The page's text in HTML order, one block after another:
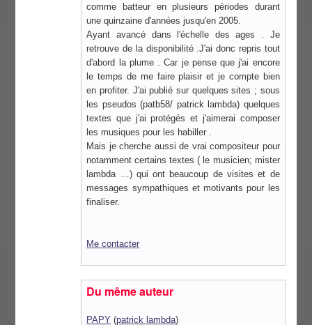
comme batteur en plusieurs périodes durant
une quinzaine d'années jusqu'en 2005.
Ayant avancé dans l'échelle des ages . Je
retrouve de la disponibilité .J'ai donc repris tout
d'abord la plume . Car je pense que j'ai encore
le temps de me faire plaisir et je compte bien
en profiter. J'ai publié sur quelques sites ; sous
les pseudos (patb58/ patrick lambda) quelques
textes que j'ai protégés et j'aimerai composer
les musiques pour les habiller .
Mais je cherche aussi de vrai compositeur pour
notamment certains textes ( le musicien; mister
lambda …) qui ont beaucoup de visites et de
messages sympathiques et motivants pour les
finaliser.
Me contacter
Du même auteur
PAPY (patrick lambda)